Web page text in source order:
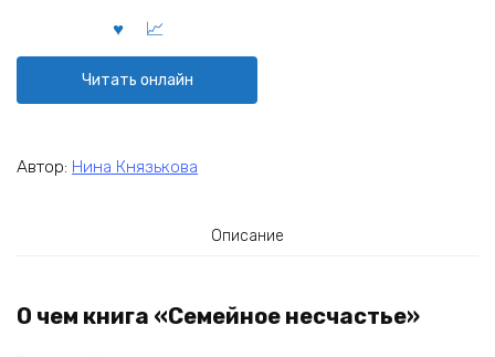
Читать онлайн
Автор: Нина Князькова
Описание
О чем книга «Семейное несчастье»